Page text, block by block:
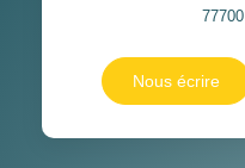
77700
Nous écrire